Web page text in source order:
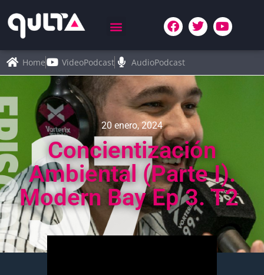
Home VideoPodcast AudioPodcast
20 enero, 2024
Concientización
Ambiental (parte I).
Modern Bay Ep 3. T2